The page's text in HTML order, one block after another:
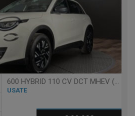
USATE